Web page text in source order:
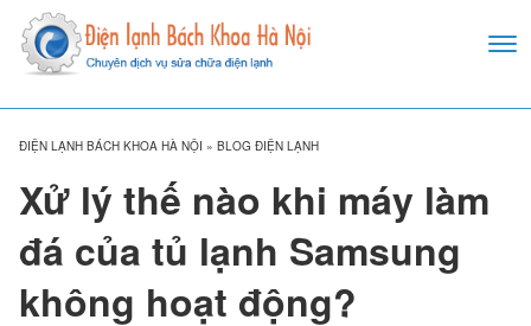
ĐIỆN LẠNH BÁCH KHOA HÀ NỘI » BLOG ĐIỆN LẠNH
Xử lý thế nào khi máy làm
đá của tủ lạnh Samsung
không hoạt động?